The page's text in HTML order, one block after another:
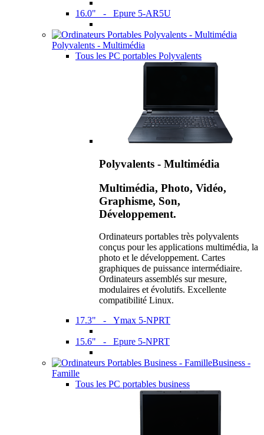
16.0" - Epure 5-AR5U
Polyvalents - Multimédia
Tous les PC portables Polyvalents
Polyvalents - Multimédia
Multimédia, Photo, Vidéo,
Graphisme, Son,
Développement.
Ordinateurs portables très polyvalents
conçus pour les applications multimédia, la
photo et le développement. Cartes
graphiques de puissance intermédiaire.
Ordinateurs assemblés sur mesure,
modulaires et évolutifs. Excellente
compatibilité Linux.
17.3" - Ymax 5-NPRT
15.6" - Epure 5-NPRT
Business -
Famille
Tous les PC portables business